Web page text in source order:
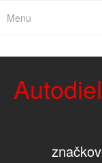
Menu